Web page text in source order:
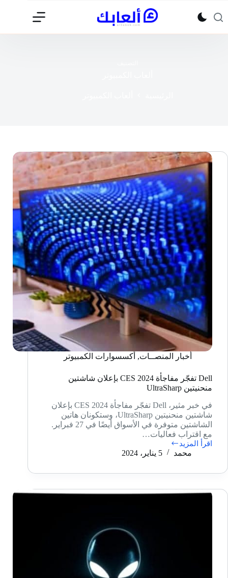
إلى
المحتوى
أخبار المنصــات, أكسسوارات الكمبيوتر
Dell تفجّر مفاجأة CES 2024 بإعلان شاشتين
منحنيتين UltraSharp
في خبر مثير، Dell تفجّر مفاجأة CES 2024 بإعلان
شاشتين منحنيتين UltraSharp، وستكونان هاتين
الشاشتين متوفرة في الأسواق أيضًا في 27 فبراير.
مع اقتراب فعاليات…
اقرأ المزيد
Dell
CES
بإعلان
محمد 5 يناير، 2024